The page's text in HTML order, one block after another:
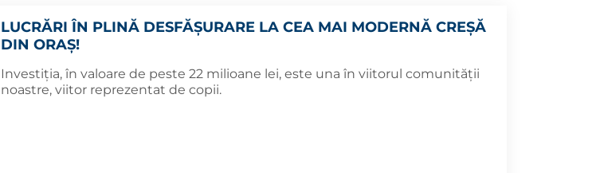
LUCRĂRI ÎN PLINĂ DESFĂȘURARE LA CEA MAI MODERNĂ CREȘĂ
DIN ORAȘ!
Investiția, în valoare de peste 22 milioane lei, este una în viitorul comunității
noastre, viitor reprezentat de copii.